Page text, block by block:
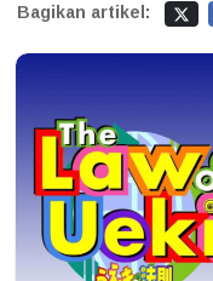
Bagikan artikel: